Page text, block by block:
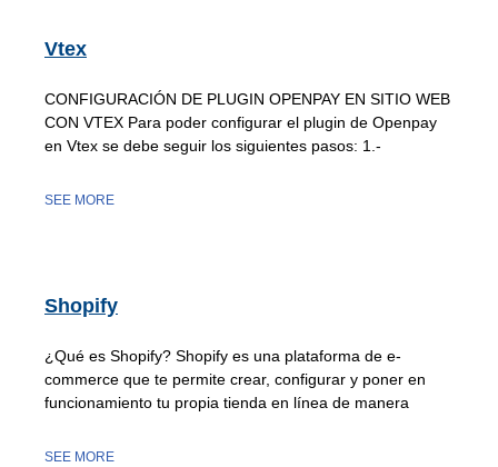
Vtex
CONFIGURACIÓN DE PLUGIN OPENPAY EN SITIO WEB
CON VTEX Para poder configurar el plugin de Openpay
en Vtex se debe seguir los siguientes pasos: 1.-
SEE MORE
Shopify
¿Qué es Shopify? Shopify es una plataforma de e-
commerce que te permite crear, configurar y poner en
funcionamiento tu propia tienda en línea de manera
SEE MORE